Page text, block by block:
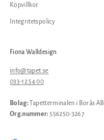
Köpvillkor
Integritetspolicy
Fiona Walldesign
info@tapet.se
033-12 54 00
Bolag:
Tapetterminalen i Borås AB
Org.nummer: 556250-3267